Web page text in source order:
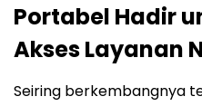
Portabel Hadir
Akses Layanan
Seiring berkembangnya